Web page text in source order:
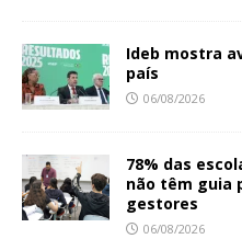
Ideb mostra
país
06/08/2026
78% das
não têm guia
gestores
06/08/2026